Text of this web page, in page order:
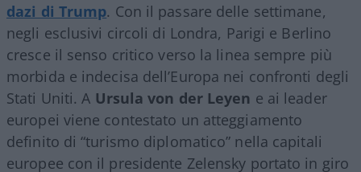
dazi di Trump. Con il passare delle settimane,
negli esclusivi circoli di Londra, Parigi e Berlino
cresce il senso critico verso la linea sempre più
morbida e indecisa dell’Europa nei confronti degli
Stati Uniti. A Ursula von der Leyen e ai leader
europei viene contestato un atteggiamento
definito di “turismo diplomatico” nella capitali
europee con il presidente Zelensky portato in giro